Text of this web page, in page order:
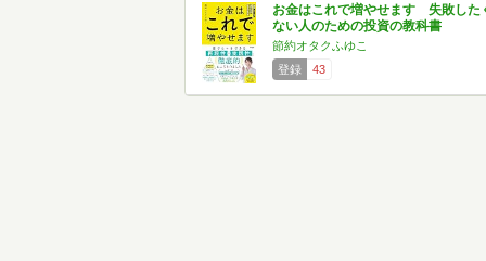
お金はこれで増やせます 失敗した
ない人のための投資の教科書
節約オタクふゆこ
登録
43